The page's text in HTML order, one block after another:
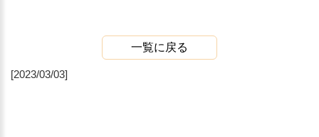
一覧に戻る
[2023/03/03]